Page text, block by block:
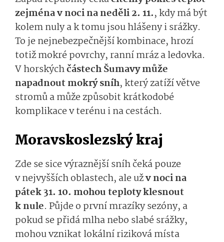
zejména v noci na neděli 2. 11., kdy má být
kolem nuly a k tomu jsou hlášeny i srážky.
To je nejnebezpečnější kombinace, hrozí
totiž mokré povrchy, ranní mráz a ledovka.
V horskýchčástech Šumavy může
napadnout mokrý sníh, který zatíží větve
stromů a může způsobit krátkodobé
komplikace v terénu i na cestách.
Moravskoslezský kraj
Zde se sice výraznější sníh čeká pouze
v nejvyšších oblastech, ale užv noci na
pátek 31. 10. mohou teploty klesnout
k nule. Půjde o první mrazíky sezóny, a
pokud se přidá mlha nebo slabé srážky,
mohou vznikat lokální riziková místa